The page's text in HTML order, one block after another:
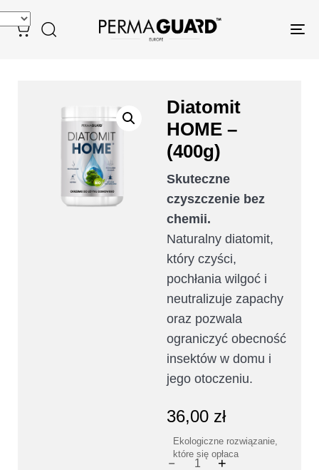
Diatomit
HOME –
(400g)
Skuteczne
czyszczenie bez
chemii.
Naturalny diatomit,
który czyści,
pochłania wilgoć i
neutralizuje zapachy
oraz pozwala
ograniczyć obecność
insektów w domu i
jego otoczeniu.
36,00 zł
Ekologiczne rozwiązanie,
które się opłaca